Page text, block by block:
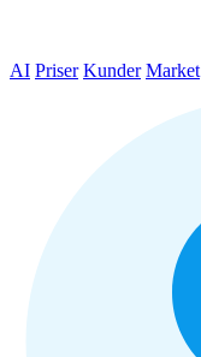
AI Priser Kunder Market